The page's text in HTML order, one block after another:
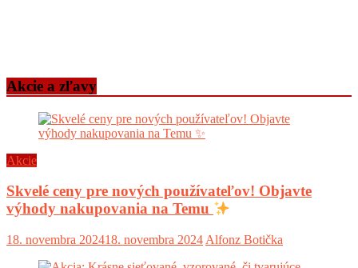
Akcie a zľavy
Akcie
Skvelé ceny pre nových používateľov! Objavte
výhody nakupovania na Temu
18. novembra 202418. novembra 2024 Alfonz Botička